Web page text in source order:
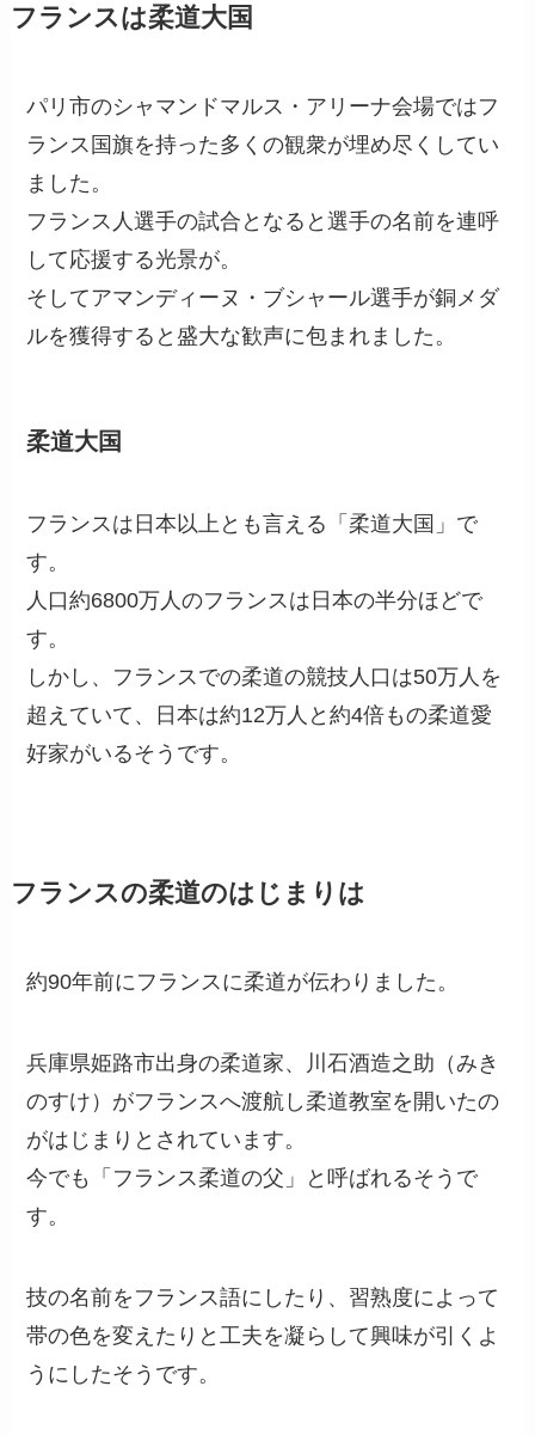
フランスは柔道大国
パリ市のシャマンドマルス・アリーナ会場ではフ
ランス国旗を持った多くの観衆が埋め尽くしてい
ました。
フランス人選手の試合となると選手の名前を連呼
して応援する光景が。
そしてアマンディーヌ・ブシャール選手が銅メダ
ルを獲得すると盛大な歓声に包まれました。
柔道大国
フランスは日本以上とも言える「柔道大国」で
す。
人口約6800万人のフランスは日本の半分ほどで
す。
しかし、フランスでの柔道の競技人口は50万人を
超えていて、日本は約12万人と約4倍もの柔道愛
好家がいるそうです。
フランスの柔道のはじまりは
約90年前にフランスに柔道が伝わりました。
兵庫県姫路市出身の柔道家、川石酒造之助（みき
のすけ）がフランスへ渡航し柔道教室を開いたの
がはじまりとされています。
今でも「フランス柔道の父」と呼ばれるそうで
す。
技の名前をフランス語にしたり、習熟度によって
帯の色を変えたりと工夫を凝らして興味が引くよ
うにしたそうです。